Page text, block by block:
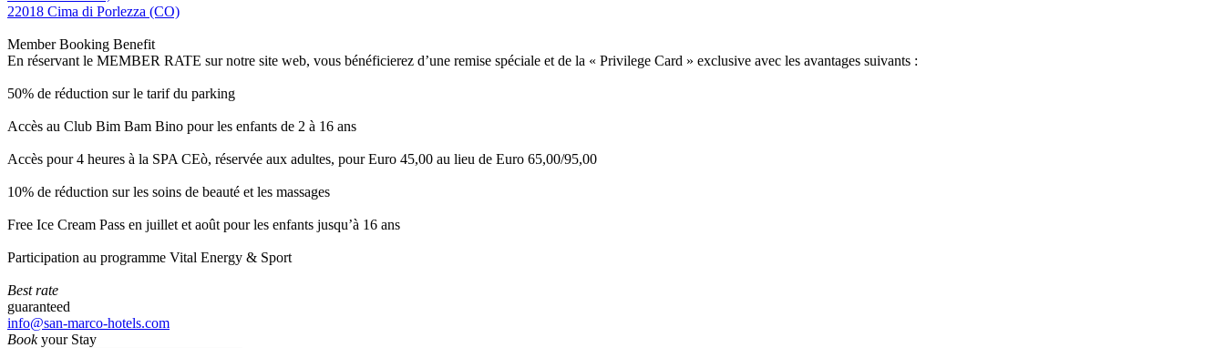
22018 Cima di Porlezza (CO)
Member Booking Benefit
En réservant le MEMBER RATE sur notre site web, vous bénéficierez d’une remise spéciale et de la « Privilege Card » exclusive avec les avantages suivants :
50% de réduction sur le tarif du parking
Accès au Club Bim Bam Bino pour les enfants de 2 à 16 ans
Accès pour 4 heures à la SPA CEò, réservée aux adultes, pour Euro 45,00 au lieu de Euro 65,00/95,00
10% de réduction sur les soins de beauté et les massages
Free Ice Cream Pass en juillet et août pour les enfants jusqu’à 16 ans
Participation au programme Vital Energy & Sport
Best rate
guaranteed
info@san-marco-hotels.com
Bookyour Stay